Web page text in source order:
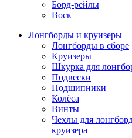
Борд-рейлы
Воск
Лонгборды и круизеры
Лонгборды в сборе
Круизеры
Шкурка для
Подвески
Подшипники
Колёса
Винты
Чехлы для
круизера